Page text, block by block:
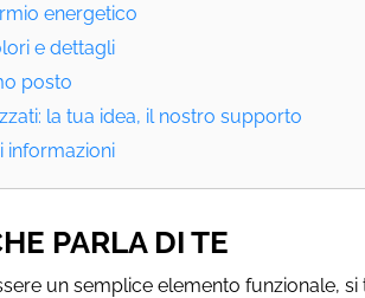
energetico
e dettagli
posto
la tua idea, il nostro supporto
informazioni
PARLA DI TE
un semplice elemento funzionale,